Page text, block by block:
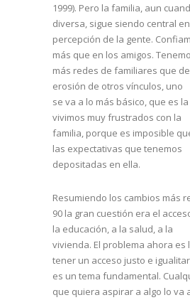
1999). Pero la familia, aun
diversa, sigue siendo central
percepción de la gente.
más que en los amigos.
más redes de familiares que
erosión de otros vínculos, uno
se va a lo más básico, que es
vivimos muy frustrados con la
familia, porque es imposible
las expectativas que tenemos
depositadas en ella.
Resumiendo los cambios más
90 la gran cuestión era el
la educación, a la salud, a la
vivienda. El problema ahora es
tener un acceso justo e
es un tema fundamental.
que quiera aspirar a algo lo va